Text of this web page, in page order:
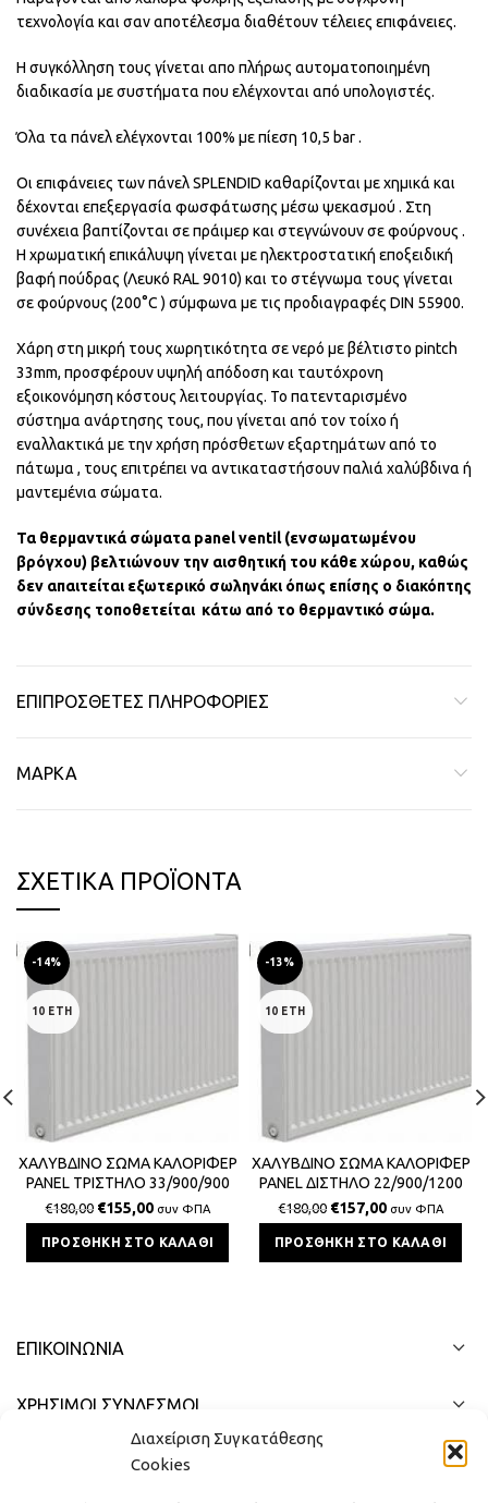
Διαχείριση Συγκατάθεσης
Cookies
τεχνολογία και σαν αποτέλεσμα διαθέτουν τέλειες επιφάνειες.
Η συγκόλληση τους γίνεται απο πλήρως αυτοματοποιημένη
διαδικασία με συστήματα που ελέγχονται από υπολογιστές.
Όλα τα πάνελ ελέγχονται 100% με πίεση 10,5 bar .
Οι επιφάνειες των πάνελ SPLENDID καθαρίζονται με χημικά και
δέχονται επεξεργασία φωσφάτωσης μέσω ψεκασμού . Στη
συνέχεια βαπτίζονται σε πράιμερ και στεγνώνουν σε φούρνους .
Η χρωματική επικάλυψη γίνεται με ηλεκτροστατική εποξειδική
βαφή πούδρας (Λευκό RAL 9010) και το στέγνωμα τους γίνεται
σε φούρνους (200°C ) σύμφωνα με τις προδιαγραφές DIN 55900.
Χάρη στη μικρή τους χωρητικότητα σε νερό με βέλτιστο pintch
33mm, προσφέρουν υψηλή απόδοση και ταυτόχρονη
εξοικονόμηση κόστους λειτουργίας. Το πατενταρισμένο
σύστημα ανάρτησης τους, που γίνεται από τον τοίχο ή
εναλλακτικά με την χρήση πρόσθετων εξαρτημάτων από το
πάτωμα , τους επιτρέπει να αντικαταστήσουν παλιά χαλύβδινα ή
μαντεμένια σώματα.
Τα θερμαντικά σώματα panel ventil (ενσωματωμένου
βρόγχου) βελτιώνουν την αισθητική του κάθε χώρου, καθώς
δεν απαιτείται εξωτερικό σωληνάκι όπως επίσης ο διακόπτης
σύνδεσης τοποθετείται κάτω από το θερμαντικό σώμα.
ΕΠΙΠΡΌΣΘΕΤΕΣ ΠΛΗΡΟΦΟΡΊΕΣ
ΜΆΡΚΑ
ΣΧΕΤΙΚΆ ΠΡΟΪΌΝΤΑ
-14%
10 ΕΤΗ
ΧΑΛΥΒΔΙΝΟ ΣΩΜΑ ΚΑΛΟΡΙΦΕΡ
PANEL ΤΡΙΣΤΗΛΟ 33/900/900
SPLENDID 3613Kcal/h
€180,00 €155,00 συν ΦΠΑ
ΠΡΟΣΘΉΚΗ ΣΤΟ ΚΑΛΆΘΙ
-13%
10 ΕΤΗ
ΧΑΛΥΒΔΙΝΟ ΣΩΜΑ ΚΑΛΟΡΙΦΕΡ
PANEL ΔΙΣΤΗΛΟ 22/900/1200
SPLENDID 3405Kcal/h
€180,00 €157,00 συν ΦΠΑ
ΠΡΟΣΘΉΚΗ ΣΤΟ ΚΑΛΆΘΙ
ΕΠΙΚΟΙΝΩΝΊΑ
ΧΡΗΣΙΜΟΙ ΣΥΝΔΕΣΜΟΙ
ΓΡΉΓΟΡΟ ΜΕΝΟΎ